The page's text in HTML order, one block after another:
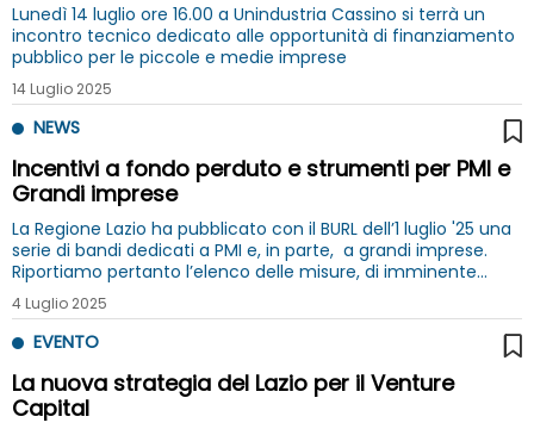
Lunedì 14 luglio ore 16.00 a Unindustria Cassino si terrà un
incontro tecnico dedicato alle opportunità di finanziamento
pubblico per le piccole e medie imprese
14 Luglio 2025
NEWS
Incentivi a fondo perduto e strumenti per PMI e
Grandi imprese
La Regione Lazio ha pubblicato con il BURL dell’1 luglio '25 una
serie di bandi dedicati a PMI e, in parte, a grandi imprese.
Riportiamo pertanto l’elenco delle misure, di imminente
pubblicazione, con indicate le news di approfondimento
4 Luglio 2025
EVENTO
La nuova strategia del Lazio per il Venture
Capital